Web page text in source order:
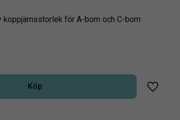
koppjärnsstorlek för A-bom och C-bom
Köp
Lägg